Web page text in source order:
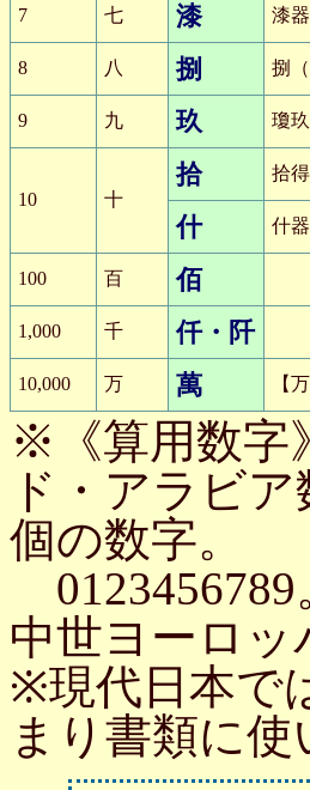
7 七 漆 漆
8 八 捌 捌
9 九 玖 瓊
10 十
拾 拾
什 什
100 百 佰
1,000 千 仟・阡
10,000 万 萬 【
※《算用数字
ド・アラビ
個の数字。
中世ヨーロ
※現代日本で
まり書類に使